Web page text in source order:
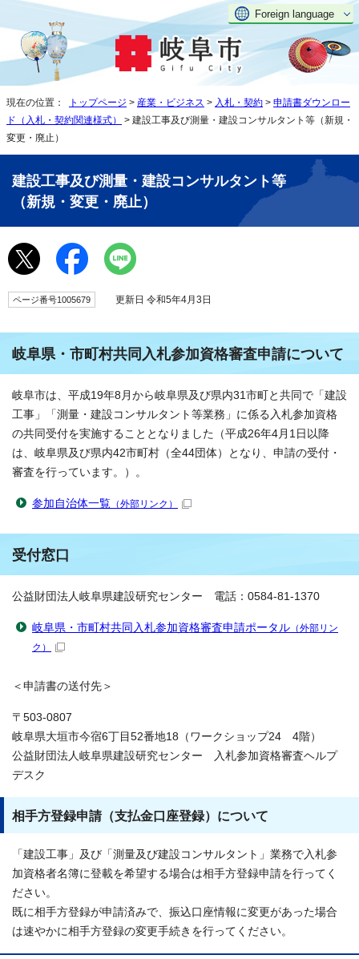
Foreign language
現在の位置： トップページ > 産業・ビジネス > 入札・契約 > 申請書ダウンロー
ド（入札・契約関連様式）
> 建設工事及び測量・建設コンサルタント等（新規・
変更・廃止）
建設工事及び測量・建設コンサルタント等
（新規・変更・廃止）
ページ番号1005679 更新日 令和5年4月3日
岐阜県・市町村共同入札参加資格審査申請について
岐阜市は、平成19年8月から岐阜県及び県内31市町と共同で「建設
工事」「測量・建設コンサルタント等業務」に係る入札参加資格
の共同受付を実施することとなりました（平成26年4月1日以降
は、岐阜県及び県内42市町村（全44団体）となり、申請の受付・
審査を行っています。）。
参加自治体一覧 （外部リンク）
受付窓口
公益財団法人岐阜県建設研究センター 電話：0584-81-1370
岐阜県・市町村共同入札参加資格審査申請ポータル （外部リン
ク）
＜申請書の送付先＞
〒503-0807
岐阜県大垣市今宿6丁目52番地18（ワークショップ24 4階）
公益財団法人岐阜県建設研究センター 入札参加資格審査ヘルプ
デスク
相手方登録申請（支払金口座登録）について
「建設工事」及び「測量及び建設コンサルタント」業務で入札参
加資格者名簿に登載を希望する場合は相手方登録申請を行ってく
ださい。
既に相手方登録が申請済みで、振込口座情報に変更があった場合
は速やかに相手方登録の変更手続きを行ってください。